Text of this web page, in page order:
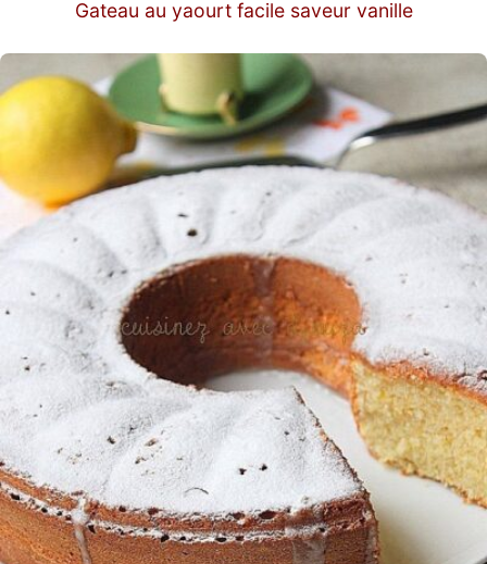
Gateau au yaourt facile saveur vanille